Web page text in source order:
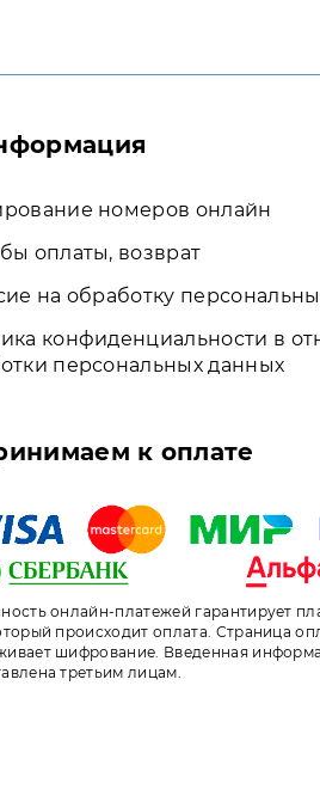
номеров онлайн
оплаты, возврат
на обработку
конфиденциальности в
персональных данных
к оплате
онлайн-платежей гарантирует
происходит оплата. Страница
шифрование. Введенная
третьим лицам.